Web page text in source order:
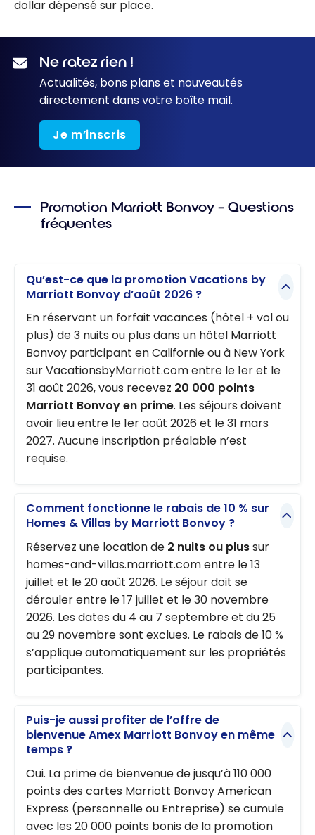
dollar dépensé sur place.
Ne ratez rien !
Actualités, bons plans et nouveautés
directement dans votre boîte mail.
Je m’inscris
Promotion Marriott Bonvoy – Questions
fréquentes
Qu’est-ce que la promotion Vacations by
Marriott Bonvoy d’août 2026 ?
En réservant un forfait vacances (hôtel + vol ou
plus) de 3 nuits ou plus dans un hôtel Marriott
Bonvoy participant en Californie ou à New York
sur VacationsbyMarriott.com entre le 1er et le
31 août 2026, vous recevez 20 000 points
Marriott Bonvoy en prime. Les séjours doivent
avoir lieu entre le 1er août 2026 et le 31 mars
2027. Aucune inscription préalable n’est
requise.
Comment fonctionne le rabais de 10 % sur
Homes & Villas by Marriott Bonvoy ?
Réservez une location de 2 nuits ou plussur
homes-and-villas.marriott.com entre le 13
juillet et le 20 août 2026. Le séjour doit se
dérouler entre le 17 juillet et le 30 novembre
2026. Les dates du 4 au 7 septembre et du 25
au 29 novembre sont exclues. Le rabais de 10 %
s’applique automatiquement sur les propriétés
participantes.
Puis-je aussi profiter de l’offre de
bienvenue Amex Marriott Bonvoy en même
temps ?
Oui. La prime de bienvenue de jusqu’à 110 000
points des cartes Marriott Bonvoy American
Express (personnelle ou Entreprise) se cumule
avec les 20 000 points bonis de la promotion